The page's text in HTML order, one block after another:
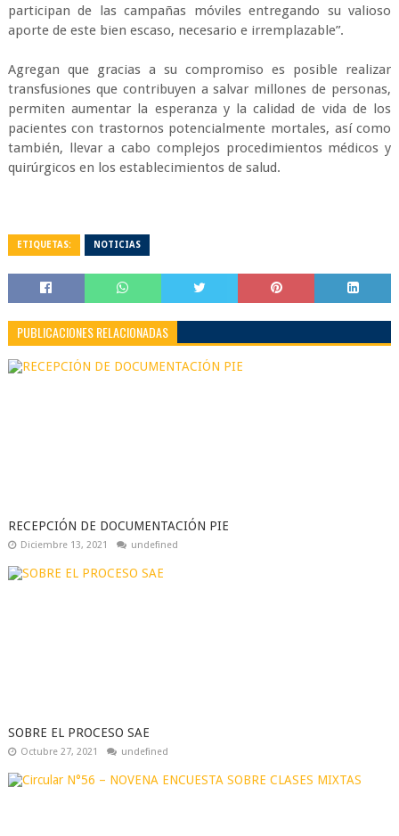
participan de las campañas móviles entregando su valioso
aporte de este bien escaso, necesario e irremplazable”.
Agregan que gracias a su compromiso es posible realizar
transfusiones que contribuyen a salvar millones de personas,
permiten aumentar la esperanza y la calidad de vida de los
pacientes con trastornos potencialmente mortales, así como
también, llevar a cabo complejos procedimientos médicos y
quirúrgicos en los establecimientos de salud.
ETIQUETAS: NOTICIAS
PUBLICACIONES RELACIONADAS
RECEPCIÓN DE DOCUMENTACIÓN PIE
Diciembre 13, 2021 undefined
SOBRE EL PROCESO SAE
Octubre 27, 2021 undefined